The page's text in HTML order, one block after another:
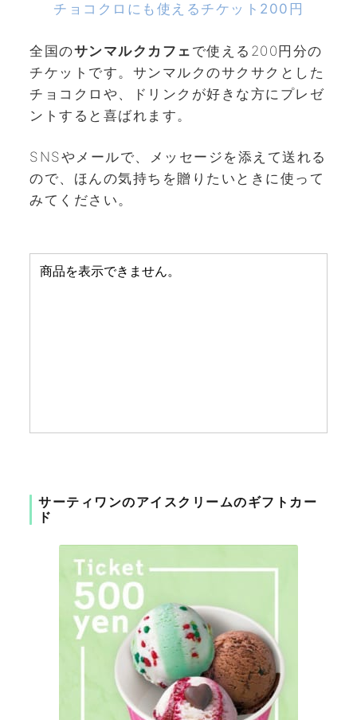
チョコクロにも使えるチケット200円
全国のサンマルクカフェ で使える200円分の
チケットです。サンマルクのサクサクとした
チョコクロや、ドリンクが好きな方にプレゼ
ントすると喜ばれます。
SNSやメールで、メッセージを添えて送れる
ので、ほんの気持ちを贈りたいときに使って
みてください。
サーティワンのアイスクリームのギフトカー
ド